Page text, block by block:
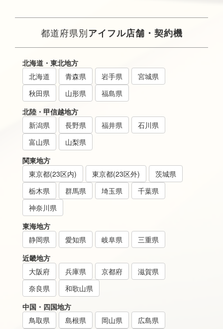
都道府県別アイフル店舗・契約機
北海道・東北地方
北海道
青森県 岩手県
宮城県
秋田県
山形県
福島県
北陸・甲信越地方
新潟県
長野県 福井県
石川県
富山県
山梨県
関東地方
東京都(23区内)
東京都(23区外)
茨城県
栃木県
群馬県 埼玉県
千葉県
神奈川県
東海地方
静岡県
愛知県 岐阜県
三重県
近畿地方
大阪府
兵庫県 京都府
滋賀県
奈良県
和歌山県
中国・四国地方
鳥取県
島根県 岡山県 広島県